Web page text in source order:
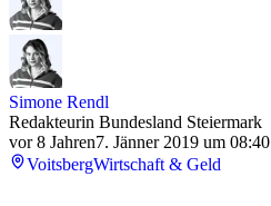
Simone Rendl
Redakteurin Bundesland Steiermark
vor 8 Jahren7. Jänner 2019 um 08:40
VoitsbergWirtschaft & Geld